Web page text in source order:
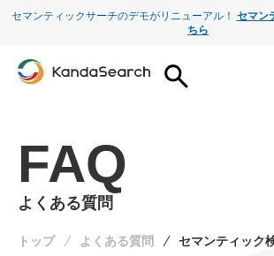
セマンティックサーチのデモがリニューアル！ セマン
ちら
FAQ
よくある質問
トップ よくある質問 セマンティック